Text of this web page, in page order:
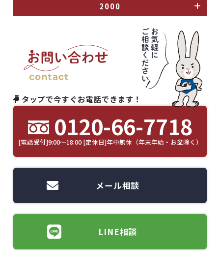
2000
タップで今すぐお電話できます！
0120-66-7718
[電話受付]9:00～18:00 [定休日]年中無休（年末年始・お盆除く）
メール相談
LINE相談